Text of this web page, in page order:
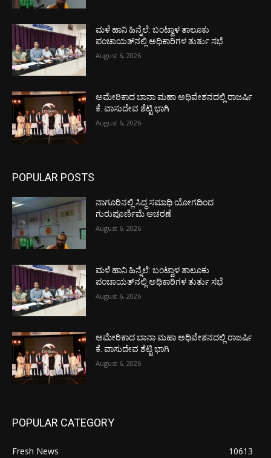
ಮಳೆ ಹಾನಿ ಹಿನ್ನೆಲೆ: ಬಂಟ್ವಾಳ ತಾಲೂಕು
ಪಂಚಾಯತ್‌ನಲ್ಲಿ ಅಧಿಕಾರಿಗಳ ತುರ್ತು ಸಭೆ
August 6, 2026
ಅಮೇರಿಕಾದ ಬಾನಾ ಮಹಾ ಅಧಿವೇಶನದಲ್ಲಿ ರಾಜರ್ಷಿ
ಕೆ. ವಾಸುದೇವ ಶೆಟ್ಟಿ ಭಾಗಿ
August 6, 2026
POPULAR POSTS
ನಾಗೂರಿನಲ್ಲಿ ಸಿದ್ಧ ಸಮಾಧಿ ಯೋಗದಿಂದ
ಗುರುಪೂರ್ಣಿಮೆ ಆಚರಣೆ
August 6, 2026
ಮಳೆ ಹಾನಿ ಹಿನ್ನೆಲೆ: ಬಂಟ್ವಾಳ ತಾಲೂಕು
ಪಂಚಾಯತ್‌ನಲ್ಲಿ ಅಧಿಕಾರಿಗಳ ತುರ್ತು ಸಭೆ
August 6, 2026
ಅಮೇರಿಕಾದ ಬಾನಾ ಮಹಾ ಅಧಿವೇಶನದಲ್ಲಿ ರಾಜರ್ಷಿ
ಕೆ. ವಾಸುದೇವ ಶೆಟ್ಟಿ ಭಾಗಿ
August 6, 2026
POPULAR CATEGORY
Fresh News
10613